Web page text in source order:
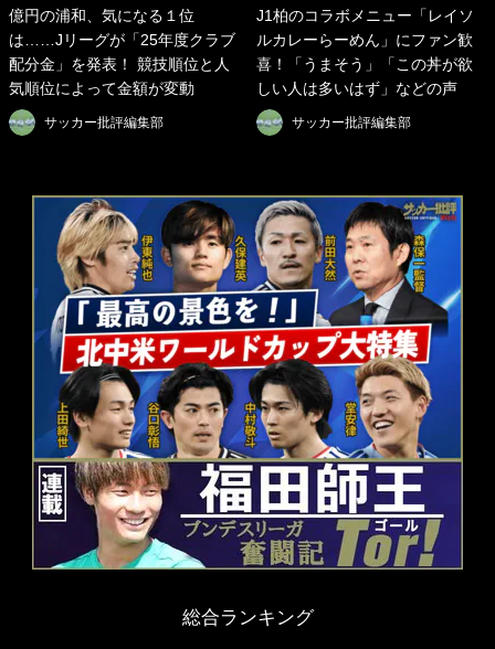
億円の浦和、気になる１位
は……Jリーグが「25年度クラブ
配分金」を発表！ 競技順位と人
気順位によって金額が変動
サッカー批評編集部
J1柏のコラボメニュー「レイソ
ルカレーらーめん」にファン歓
喜！「うまそう」「この丼が欲
しい人は多いはず」などの声
サッカー批評編集部
総合ランキング